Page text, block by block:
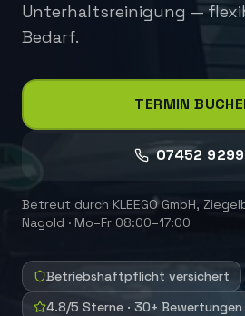
Unterhaltsreinigung —
Bedarf.
TERMIN
07452
Betreut durch KLEEGO GmbH,
Nagold · Mo–Fr 08:00–17:00
Betriebshaftpflicht versichert
4.8/5 Sterne · 30+ Bewertungen